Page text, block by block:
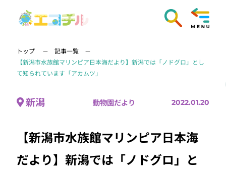
トップ
記事一覧
【新潟市水族館マリンピア日本海だより】新潟では「ノドグロ」とし
て知られています「アカムツ」
新潟 動物園だより 2022.01.20
【新潟市水族館マリンピア日本海
だより】新潟では「ノドグロ」と